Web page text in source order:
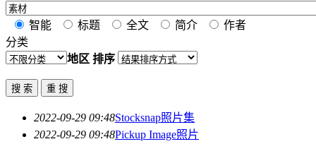
智能 标题 全文 简介
作者
分类
地区 排序
2022-09-29 09:48Stocksnap照片集
2022-09-29 09:48Pickup Image照片